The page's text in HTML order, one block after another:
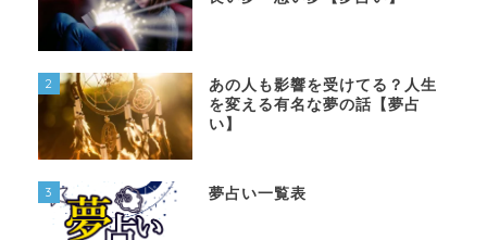
2
あの人も影響を受けてる？人生
を変える有名な夢の話【夢占
い】
3 夢占い一覧表